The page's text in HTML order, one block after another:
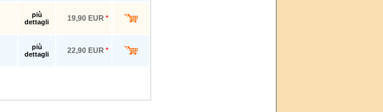
più
dettagli
19,90 EUR *
più
dettagli
22,90 EUR *